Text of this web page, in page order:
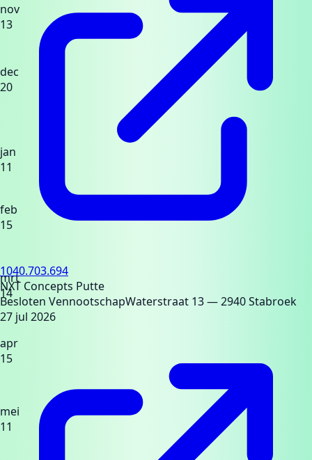
nov
13
dec
20
jan
11
feb
15
mrt
14
apr
15
mei
11
1040.703.694
NXT Concepts Putte
Besloten VennootschapWaterstraat 13— 2940 Stabroek
27 jul 2026